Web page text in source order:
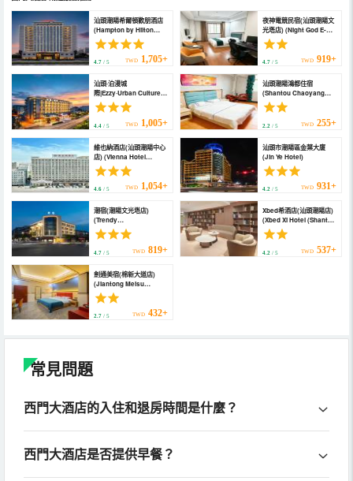
汕頭潮陽希爾頓歡朋酒店
(Hampton by Hilton
Shantou Chaoyang)
4.7 / 5 TWD 1,705+
夜神電競民宿(汕頭潮陽文
光塔店) (Night God E-
sports Homestay)
4.7/ 5 TWD 919+
汕頭·泊漫城
際|Ezzy·Urban Culturer
酒店(潮陽區文光塔店)
(Shantou · Boman
Intercity | Ezzy · Urban
Wenguang Tower))
4.4 / 5 TWD 1,005+
汕頭潮陽鴻都住宿
(Shantou Chaoyang
Hongdu
Accommodation)
2.2/ 5 TWD 255+
維也納酒店(汕頭潮陽中心
店) (Vienna Hotel
(Shantou Chaoyang
Center Branch))
4.6 / 5 TWD 1,054+
汕頭市潮陽區金葉大廈
(Jin Ye Hotel)
4.2/ 5 TWD 931+
潮宿(潮陽文光塔店)
(Trendy
accommodation hotels)
4.7 / 5 TWD 819+
Xbed希酒店(汕頭潮陽店)
(Xbed Xi Hotel (Shantou
Chaoyang))
4.2/ 5 TWD 537+
劍通美宿(棉新大道店)
(Jiantong Meisu
(Mianxin Avenue
Branch))
2.7 / 5 TWD 432+
常見問題
西門大酒店的入住和退房時間是什麼？
西門大酒店是否提供早餐？